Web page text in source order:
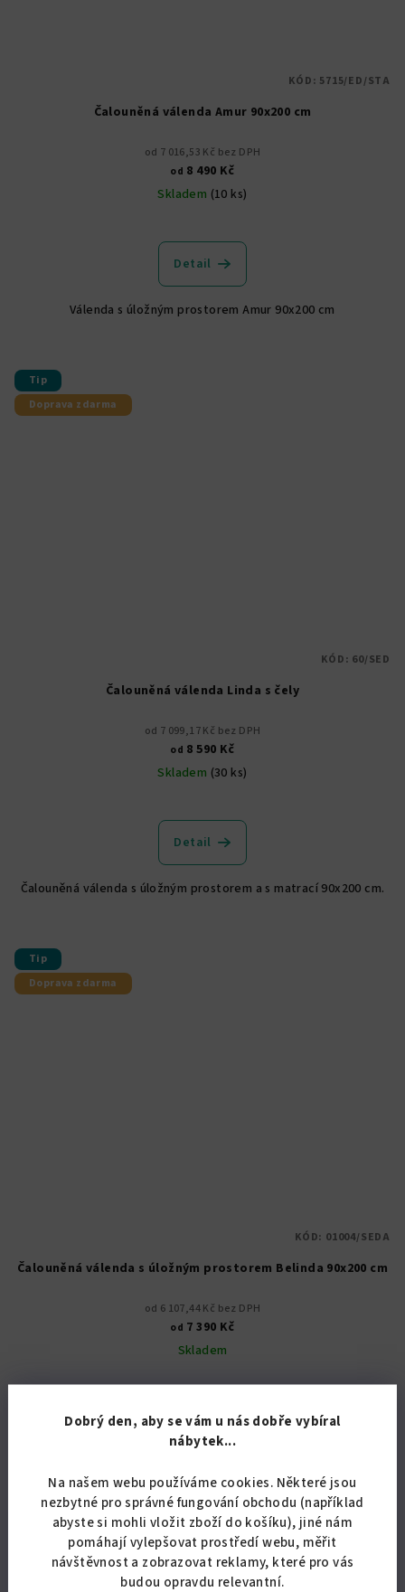
Dobrý den, aby se vám u nás dobře vybíral
nábytek...
Na našem webu používáme cookies. Některé jsou
nezbytné pro správné fungování obchodu (například
abyste si mohli vložit zboží do košíku), jiné nám
pomáhají vylepšovat prostředí webu, měřit
návštěvnost a zobrazovat reklamy, které pro vás
budou opravdu relevantní.
Čalouněná válenda Amur 90x200 cm
od 7 016,53 Kč bez DPH
od 8 490 Kč
Skladem (10 ks)
hodnocení
produktu
z
Detail
Válenda s úložným prostorem Amur 90x200 cm
KÓD: 5715/ED/STA
Tip
Doprava zdarma
Čalouněná válenda Linda s čely
od 7 099,17 Kč bez DPH
od 8 590 Kč
Skladem (30 ks)
hodnocení
produktu
z
Detail
Čalouněná válenda s úložným prostorem a s matrací 90x200 cm.
KÓD: 60/SED
Tip
Doprava zdarma
Čalouněná válenda s úložným prostorem Belinda 90x200 cm
od 6 107,44 Kč bez DPH
od 7 390 Kč
Skladem
Průměrné
produktu
je
5
hvězdiček.
Detail
KÓD: 01004/SEDA